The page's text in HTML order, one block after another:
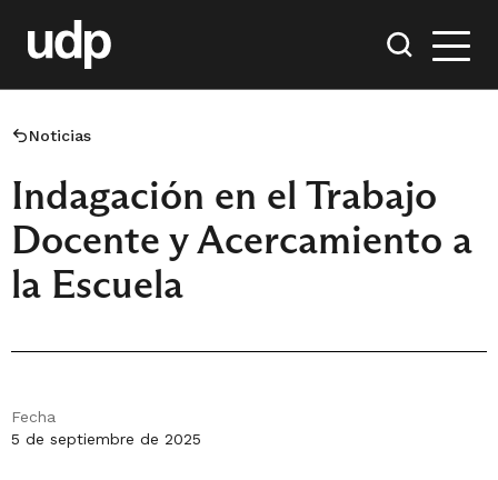
Noticias
Indagación en el Trabajo
Docente y Acercamiento a
la Escuela
Fecha
5 de septiembre de 2025